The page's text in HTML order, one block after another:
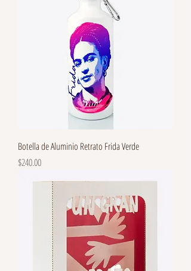
Botella de Aluminio Retrato Frida Verde
Precio
$240.00